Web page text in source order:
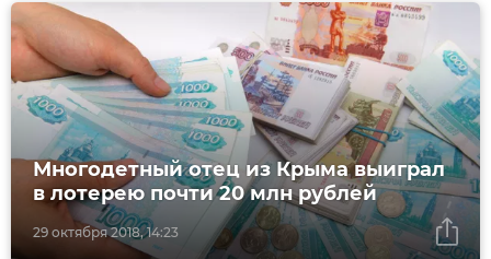
29 октября 2018, 14:23
Многодетный отец из Крыма выиграл
в лотерею почти 20 млн рублей